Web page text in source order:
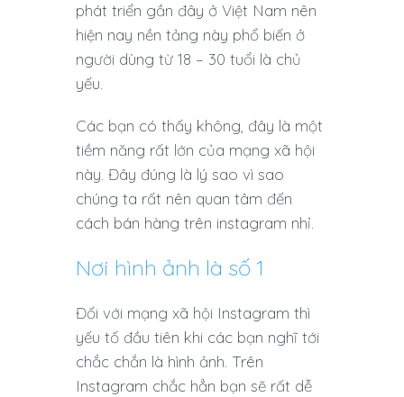
phát triển gần đây ở Việt Nam nên
hiện nay nền tảng này phổ biến ở
người dùng từ 18 – 30 tuổi là chủ
yếu.
Các bạn có thấy không, đây là một
tiềm năng rất lớn của mạng xã hội
này. Đây đúng là lý sao vì sao
chúng ta rất nên quan tâm đến
cách bán hàng trên instagram nhỉ.
Nơi hình ảnh là số 1
Đối với mạng xã hội Instagram thì
yếu tố đầu tiên khi các bạn nghĩ tới
chắc chắn là hình ảnh. Trên
Instagram chắc hẳn bạn sẽ rất dễ